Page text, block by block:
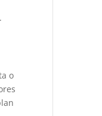
o